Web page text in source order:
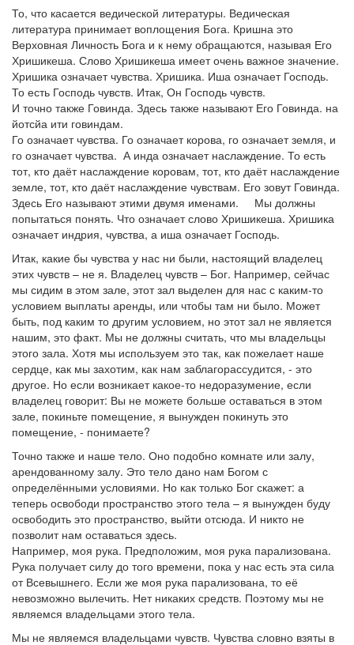
То, что касается ведической литературы. Ведическая
литература принимает воплощения Бога. Кришна это
Верховная Личность Бога и к нему обращаются, называя Его
Хришикеша. Слово Хришикеша имеет очень важное значение.
Хришика означает чувства. Хришика. Иша означает Господь.
То есть Господь чувств. Итак, Он Господь чувств.
И точно также Говинда. Здесь также называют Его Говинда. на
йотсйа ити говиндам.
Го означает чувства. Го означает корова, го означает земля, и
го означает чувства. А инда означает наслаждение. То есть
тот, кто даёт наслаждение коровам, тот, кто даёт наслаждение
земле, тот, кто даёт наслаждение чувствам. Его зовут Говинда.
Здесь Его называют этими двумя именами. Мы должны
попытаться понять. Что означает слово Хришикеша. Хришика
означает индрия, чувства, а иша означает Господь.
Итак, какие бы чувства у нас ни были, настоящий владелец
этих чувств – не я. Владелец чувств – Бог. Например, сейчас
мы сидим в этом зале, этот зал выделен для нас с каким-то
условием выплаты аренды, или чтобы там ни было. Может
быть, под каким то другим условием, но этот зал не является
нашим, это факт. Мы не должны считать, что мы владельцы
этого зала. Хотя мы используем это так, как пожелает наше
сердце, как мы захотим, как нам заблагорассудится, - это
другое. Но если возникает какое-то недоразумение, если
владелец говорит: Вы не можете больше оставаться в этом
зале, покиньте помещение, я вынужден покинуть это
помещение, - понимаете?
Точно также и наше тело. Оно подобно комнате или залу,
арендованному залу. Это тело дано нам Богом с
определёнными условиями. Но как только Бог скажет: а
теперь освободи пространство этого тела – я вынужден буду
освободить это пространство, выйти отсюда. И никто не
позволит нам оставаться здесь.
Например, моя рука. Предположим, моя рука парализована.
Рука получает силу до того времени, пока у нас есть эта сила
от Всевышнего. Если же моя рука парализована, то её
невозможно вылечить. Нет никаких средств. Поэтому мы не
являемся владельцами этого тела.
Мы не являемся владельцами чувств. Чувства словно взяты в